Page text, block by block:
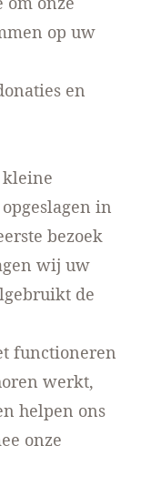
op uw
en
kleine
in
bezoek
wij uw
de
functioneren
werkt,
helpen ons
onze